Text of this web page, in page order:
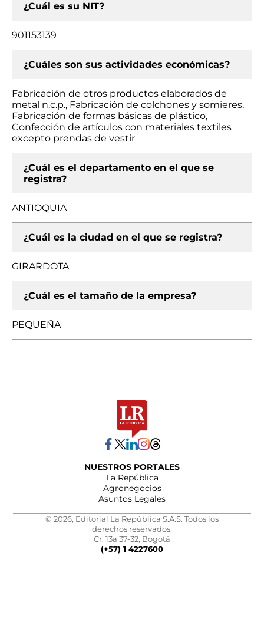
¿Cuál es su NIT?
901153139
¿Cuáles son sus actividades económicas?
Fabricación de otros productos elaborados de
metal n.c.p., Fabricación de colchones y somieres,
Fabricación de formas básicas de plástico,
Confección de artículos con materiales textiles
excepto prendas de vestir
¿Cuál es el departamento en el que se
registra?
ANTIOQUIA
¿Cuál es la ciudad en el que se registra?
GIRARDOTA
¿Cuál es el tamaño de la empresa?
PEQUEÑA
NUESTROS PORTALES
La República
Agronegocios
Asuntos Legales
© 2026, Editorial La República S.A.S. Todos los
derechos reservados.
Cr. 13a 37-32, Bogotá
(+57) 1 4227600